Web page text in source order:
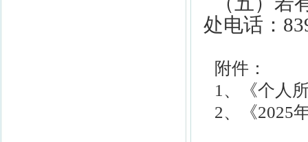
处电话：8
附件：
1、《个人
2、《2025